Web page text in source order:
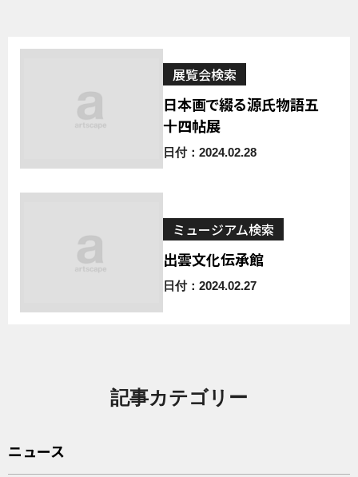
展覧会検索
日本画で綴る源氏物語五
十四帖展
日付：2024.02.28
ミュージアム検索
出雲文化伝承館
日付：2024.02.27
記事カテゴリー
ニュース